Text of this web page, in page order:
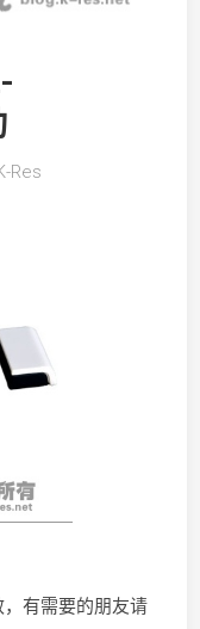
Res
有需要的朋友请